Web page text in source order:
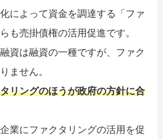
によって資金を調達する「ファ
も売掛債権の活用促進です。
資は融資の一種ですが、ファク
ません。
リングのほうが政府の方針に合
業にファクタリングの活用を促